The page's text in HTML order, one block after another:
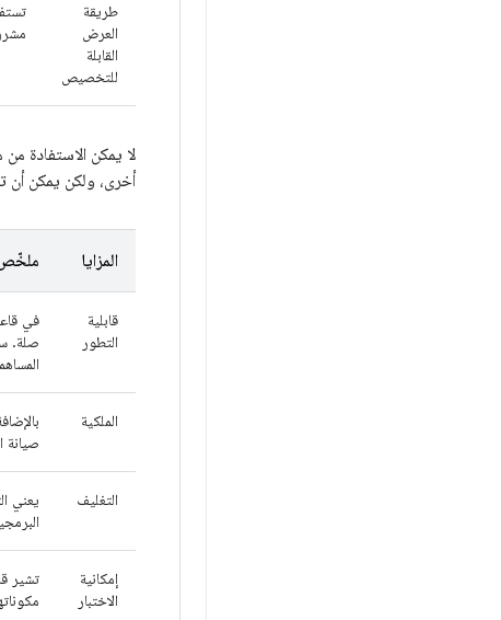
طريقة
العرض
القابلة
للتخصيص
لا يمكن الاستفادة
أخرى، ولكن يمكن أن
المزايا
قابلية
التطور
في
صلة.
الملكية
صيانة
التغليف
يعني
إمكانية
الاختبار
تشير